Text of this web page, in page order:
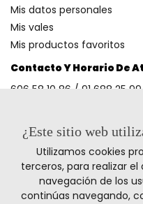
Contacto Y Horario De
606 58 10 86 / 91 688 25 99
Métodos De Pago
Mis datos personales
Mis vales
Mis productos favoritos
¿Este sitio web
Utilizamos cookies
terceros, para realizar el
navegación de los
continúas navegando,